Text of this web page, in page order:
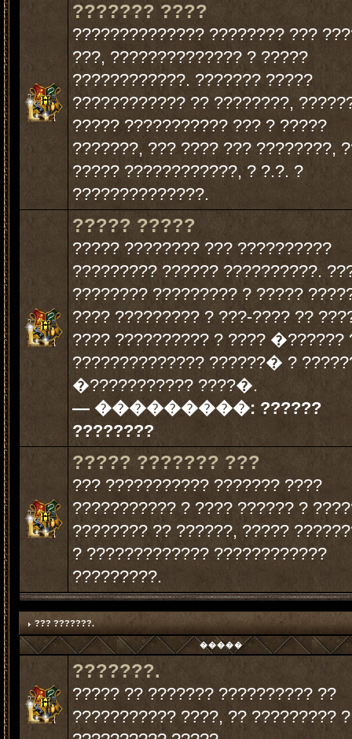
??????? ????
?????????????? ???????? ???
???, ?????????????? ? ?????
????????????. ??????? ?????
???????????? ?? ????????,
????? ??????????? ??? ? ?????
???????, ??? ???? ??? ????????,
????? ????????????, ? ?.?. ?
??????????????.
????? ?????
????? ???????? ??? ??????????
????????? ?????? ??????????.
???????? ????????? ? ?????
???? ????????? ? ???-???? ??
???? ?????????? ? ???? �??????
?????????????? ??????� ?
�??????????? ????�.
— ���������: ??????
????????
????? ??????? ???
??? ??????????? ??????? ????
??????????? ? ???? ?????? ?
???????? ?? ??????, ?????
? ????????????? ????????????
?????????.
??? ???????.
�����
???????.
????? ?? ??????? ?????????? ??
??????????? ????, ?? ????????? ?